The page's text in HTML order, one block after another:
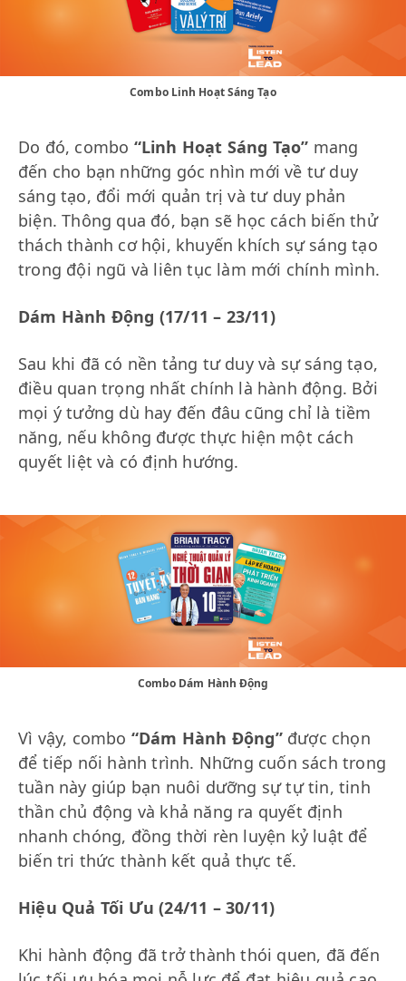
Combo Linh Hoạt Sáng Tạo
Do đó, combo “Linh Hoạt Sáng Tạo” mang
đến cho bạn những góc nhìn mới về tư duy
sáng tạo, đổi mới quản trị và tư duy phản
biện. Thông qua đó, bạn sẽ học cách biến thử
thách thành cơ hội, khuyến khích sự sáng tạo
trong đội ngũ và liên tục làm mới chính mình.
Dám Hành Động (17/11 – 23/11)
Sau khi đã có nền tảng tư duy và sự sáng tạo,
điều quan trọng nhất chính là hành động. Bởi
mọi ý tưởng dù hay đến đâu cũng chỉ là tiềm
năng, nếu không được thực hiện một cách
quyết liệt và có định hướng.
Combo Dám Hành Động
Vì vậy, combo “Dám Hành Động”được chọn
để tiếp nối hành trình. Những cuốn sách trong
tuần này giúp bạn nuôi dưỡng sự tự tin, tinh
thần chủ động và khả năng ra quyết định
nhanh chóng, đồng thời rèn luyện kỷ luật để
biến tri thức thành kết quả thực tế.
Hiệu Quả Tối Ưu (24/11 – 30/11)
Khi hành động đã trở thành thói quen, đã đến